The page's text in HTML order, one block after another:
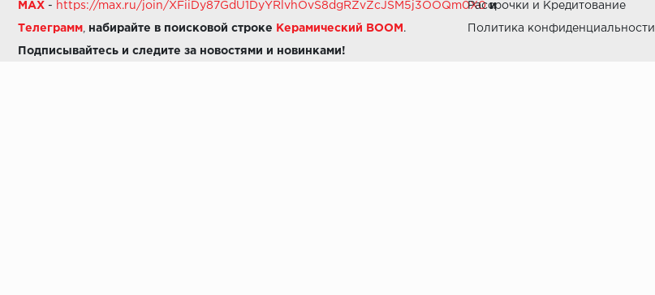
MAX - https://max.ru/join/XFiiDy87GdU1DyYRlvhOvS8dgRZvZcJSM5j3OOQm0X0 и
Телеграмм набирайте в поисковой строке Керамический BOOM .
Подписывайтесь и следите за новостями и новинками!
Рассрочки и Кредитование
Политика конфиденциальности